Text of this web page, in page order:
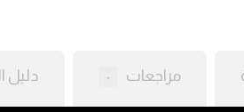
مراجعات ٠ دليل